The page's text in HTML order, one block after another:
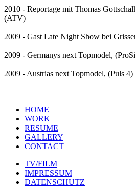
2010 - Reportage mit Thomas
(ATV)
2009 - Gast Late Night Show bei
2009 - Germanys next Topmodel,
2009 - Austrias next Topmodel, (Puls 4)
HOME
WORK
RESUME
GALLERY
CONTACT
TV/FILM
IMPRESSUM
DATENSCHUTZ